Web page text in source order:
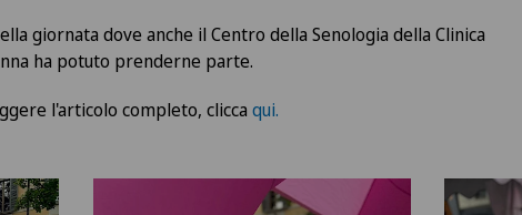
giornata dove anche il Centro della Senologia della Clinica
ha potuto prenderne parte.
l'articolo completo, clicca qui.